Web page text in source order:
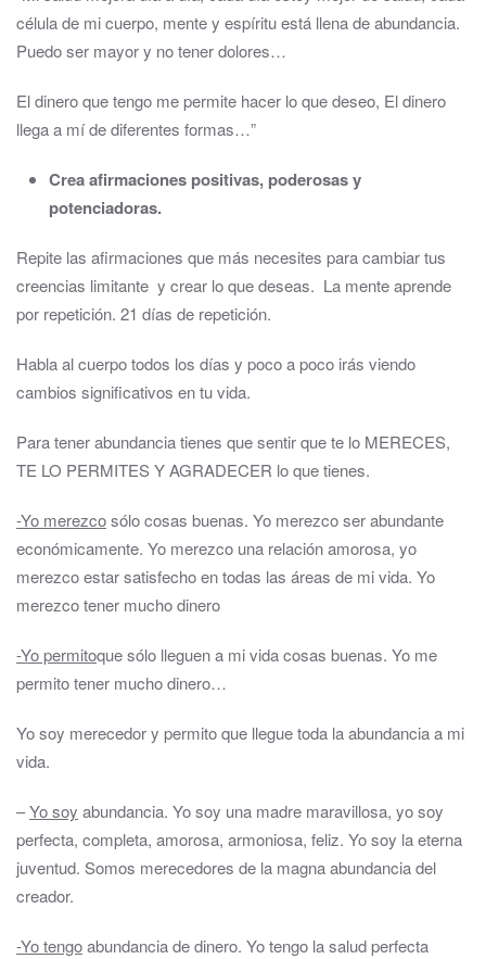
célula de mi cuerpo, mente y espíritu está llena de abundancia.
Puedo ser mayor y no tener dolores…
El dinero que tengo me permite hacer lo que deseo, El dinero
llega a mí de diferentes formas…”
Crea afirmaciones positivas, poderosas y
potenciadoras.
Repite las afirmaciones que más necesites para cambiar tus
creencias limitante y crear lo que deseas. La mente aprende
por repetición. 21 días de repetición.
Habla al cuerpo todos los días y poco a poco irás viendo
cambios significativos en tu vida.
Para tener abundancia tienes que sentir que te lo MERECES,
TE LO PERMITES Y AGRADECER lo que tienes.
-Yo merezcosólo cosas buenas. Yo merezco ser abundante
económicamente. Yo merezco una relación amorosa, yo
merezco estar satisfecho en todas las áreas de mi vida. Yo
merezco tener mucho dinero
-Yo permitoque sólo lleguen a mi vida cosas buenas. Yo me
permito tener mucho dinero…
Yo soy merecedor y permito que llegue toda la abundancia a mi
vida.
–Yo soy abundancia. Yo soy una madre maravillosa, yo soy
perfecta, completa, amorosa, armoniosa, feliz. Yo soy la eterna
juventud. Somos merecedores de la magna abundancia del
creador.
-Yo tengoabundancia de dinero. Yo tengo la salud perfecta